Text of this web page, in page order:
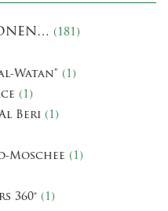
(181)
Watan" (1)
(1)
Beri (1)
Moschee (1)
360° (1)